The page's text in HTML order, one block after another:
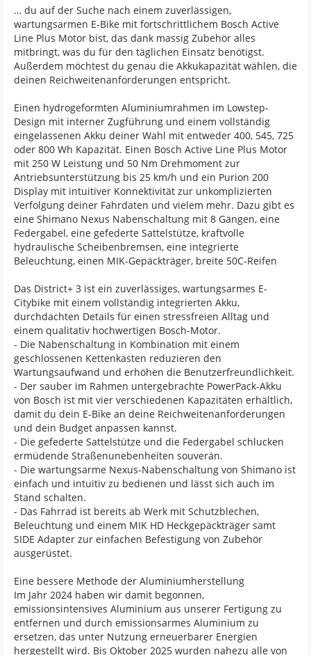
… du auf der Suche nach einem zuverlässigen,
wartungsarmen E-Bike mit fortschrittlichem Bosch Active
Line Plus Motor bist, das dank massig Zubehör alles
mitbringt, was du für den täglichen Einsatz benötigst.
Außerdem möchtest du genau die Akkukapazität wählen, die
deinen Reichweitenanforderungen entspricht.
Einen hydrogeformten Aluminiumrahmen im Lowstep-
Design mit interner Zugführung und einem vollständig
eingelassenen Akku deiner Wahl mit entweder 400, 545, 725
oder 800 Wh Kapazität. Einen Bosch Active Line Plus Motor
mit 250 W Leistung und 50 Nm Drehmoment zur
Antriebsunterstützung bis 25 km/h und ein Purion 200
Display mit intuitiver Konnektivität zur unkomplizierten
Verfolgung deiner Fahrdaten und vielem mehr. Dazu gibt es
eine Shimano Nexus Nabenschaltung mit 8 Gängen, eine
Federgabel, eine gefederte Sattelstütze, kraftvolle
hydraulische Scheibenbremsen, eine integrierte
Beleuchtung, einen MIK-Gepäckträger, breite 50C-Reifen
Das District+ 3 ist ein zuverlässiges, wartungsarmes E-
Citybike mit einem vollständig integrierten Akku,
durchdachten Details für einen stressfreien Alltag und
einem qualitativ hochwertigen Bosch-Motor.
- Die Nabenschaltung in Kombination mit einem
geschlossenen Kettenkasten reduzieren den
Wartungsaufwand und erhöhen die Benutzerfreundlichkeit.
- Der sauber im Rahmen untergebrachte PowerPack-Akku
von Bosch ist mit vier verschiedenen Kapazitäten erhältlich,
damit du dein E-Bike an deine Reichweitenanforderungen
und dein Budget anpassen kannst.
- Die gefederte Sattelstütze und die Federgabel schlucken
ermüdende Straßenunebenheiten souverän.
- Die wartungsarme Nexus-Nabenschaltung von Shimano ist
einfach und intuitiv zu bedienen und lässt sich auch im
Stand schalten.
- Das Fahrrad ist bereits ab Werk mit Schutzblechen,
Beleuchtung und einem MIK HD Heckgepäckträger samt
SIDE Adapter zur einfachen Befestigung von Zubehör
ausgerüstet.
Eine bessere Methode der Aluminiumherstellung
Im Jahr 2024 haben wir damit begonnen,
emissionsintensives Aluminium aus unserer Fertigung zu
entfernen und durch emissionsarmes Aluminium zu
ersetzen, das unter Nutzung erneuerbarer Energien
hergestellt wird. Bis Oktober 2025 wurden nahezu alle von